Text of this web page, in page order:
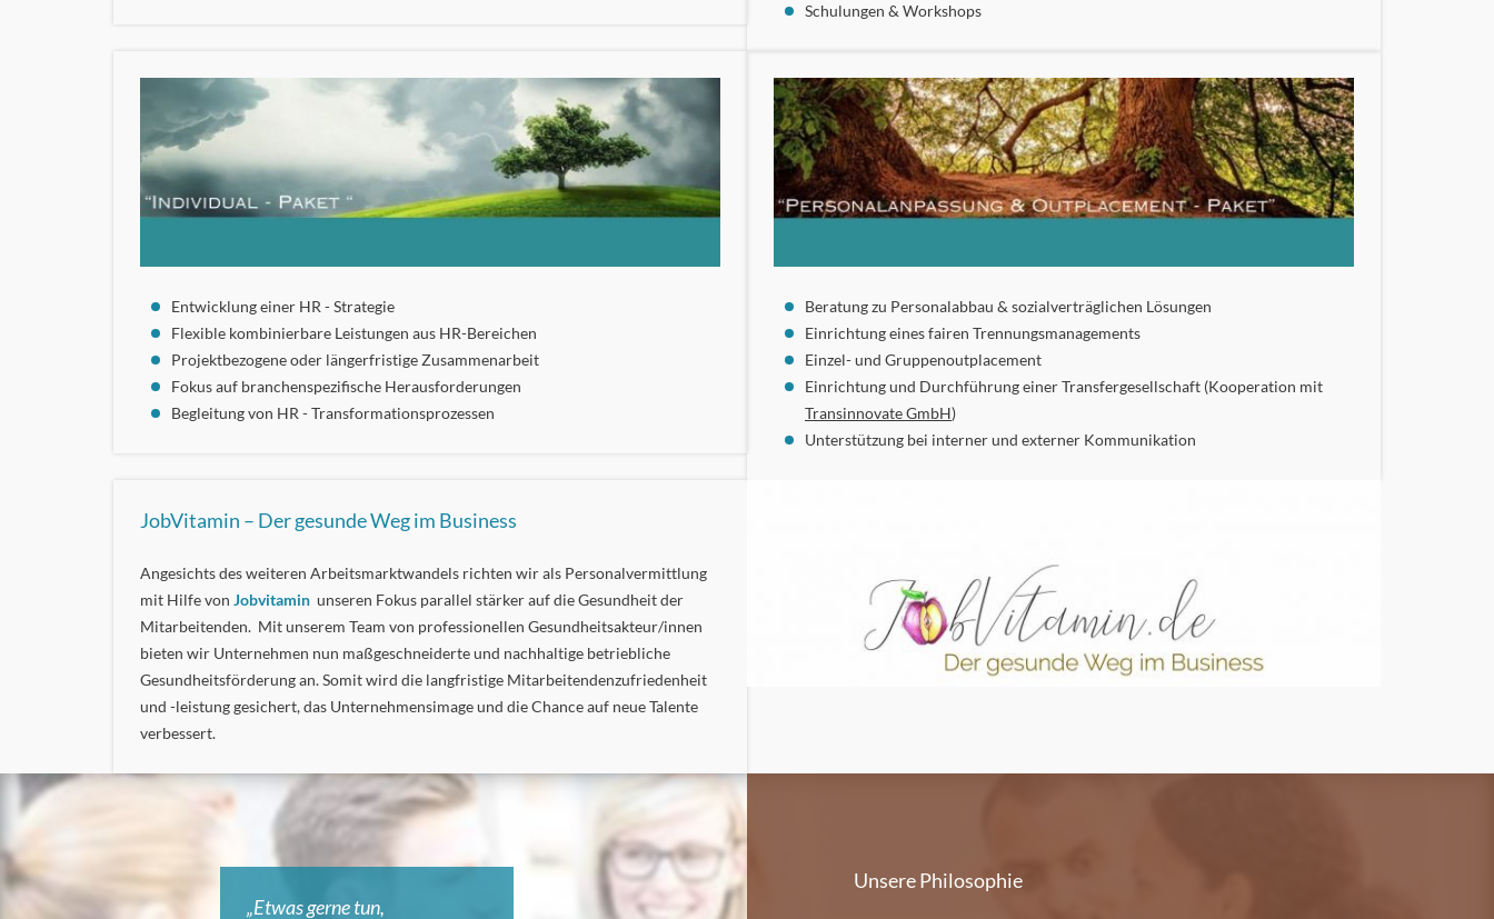
Schulungen & Workshops
Entwicklung einer HR - Strategie
Flexible kombinierbare Leistungen aus HR-Bereichen
Projektbezogene oder längerfristige Zusammenarbeit
Fokus auf branchenspezifische Herausforderungen
Begleitung von HR - Transformationsprozessen
Beratung zu Personalabbau & sozialverträglichen Lösungen
Einrichtung eines fairen Trennungsmanagements
Einzel- und Gruppenoutplacement
Einrichtung und Durchführung einer Transfergesellschaft (Kooperation mit
Transinnovate GmbH)
Unterstützung bei interner und externer Kommunikation
JobVitamin – Der gesunde Weg im Business
Angesichts des weiteren Arbeitsmarktwandels richten wir als Personalvermittlung
mit Hilfe von Jobvitamin unseren Fokus parallel stärker auf die Gesundheit der
Mitarbeitenden. Mit unserem Team von professionellen Gesundheitsakteur/innen
bieten wir Unternehmen nun maßgeschneiderte und nachhaltige betriebliche
Gesundheitsförderung an. Somit wird die langfristige Mitarbeitendenzufriedenheit
und -leistung gesichert, das Unternehmensimage und die Chance auf neue Talente
verbessert.
„Etwas gerne tun,
Unsere Philosophie